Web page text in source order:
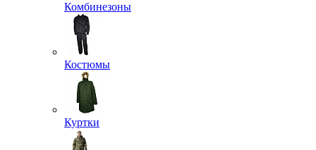
Комбинезоны
Костюмы
Куртки